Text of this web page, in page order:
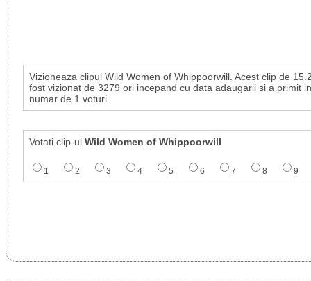
Vizioneaza clipul Wild Women of Whippoorwill. Acest clip de
fost vizionat de 3279 ori incepand cu data adaugarii si a primit
numar de 1 voturi.
Votati clip-ul Wild Women of Whippoorwill
1 2 3 4 5 6 7 8 9